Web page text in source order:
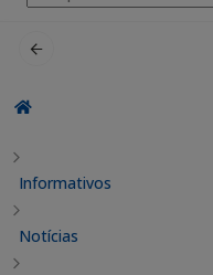
por:
Informativos
Notícias